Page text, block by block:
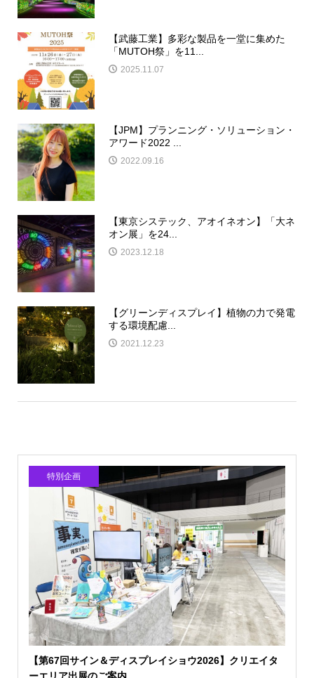
【武藤工業】多彩な製品を一堂に集めた
「MUTOH祭」を11...
2025.11.07
【JPM】プランニング・ソリューション・
アワード2022 ...
2022.09.16
【東京システック、アオイネオン】「大ネ
オン展」を24...
2023.12.18
【グリーンディスプレイ】植物の力で発電
する環境配慮...
2021.12.23
特別企画
【第67回サイン＆ディスプレイショウ2026】クリエイタ